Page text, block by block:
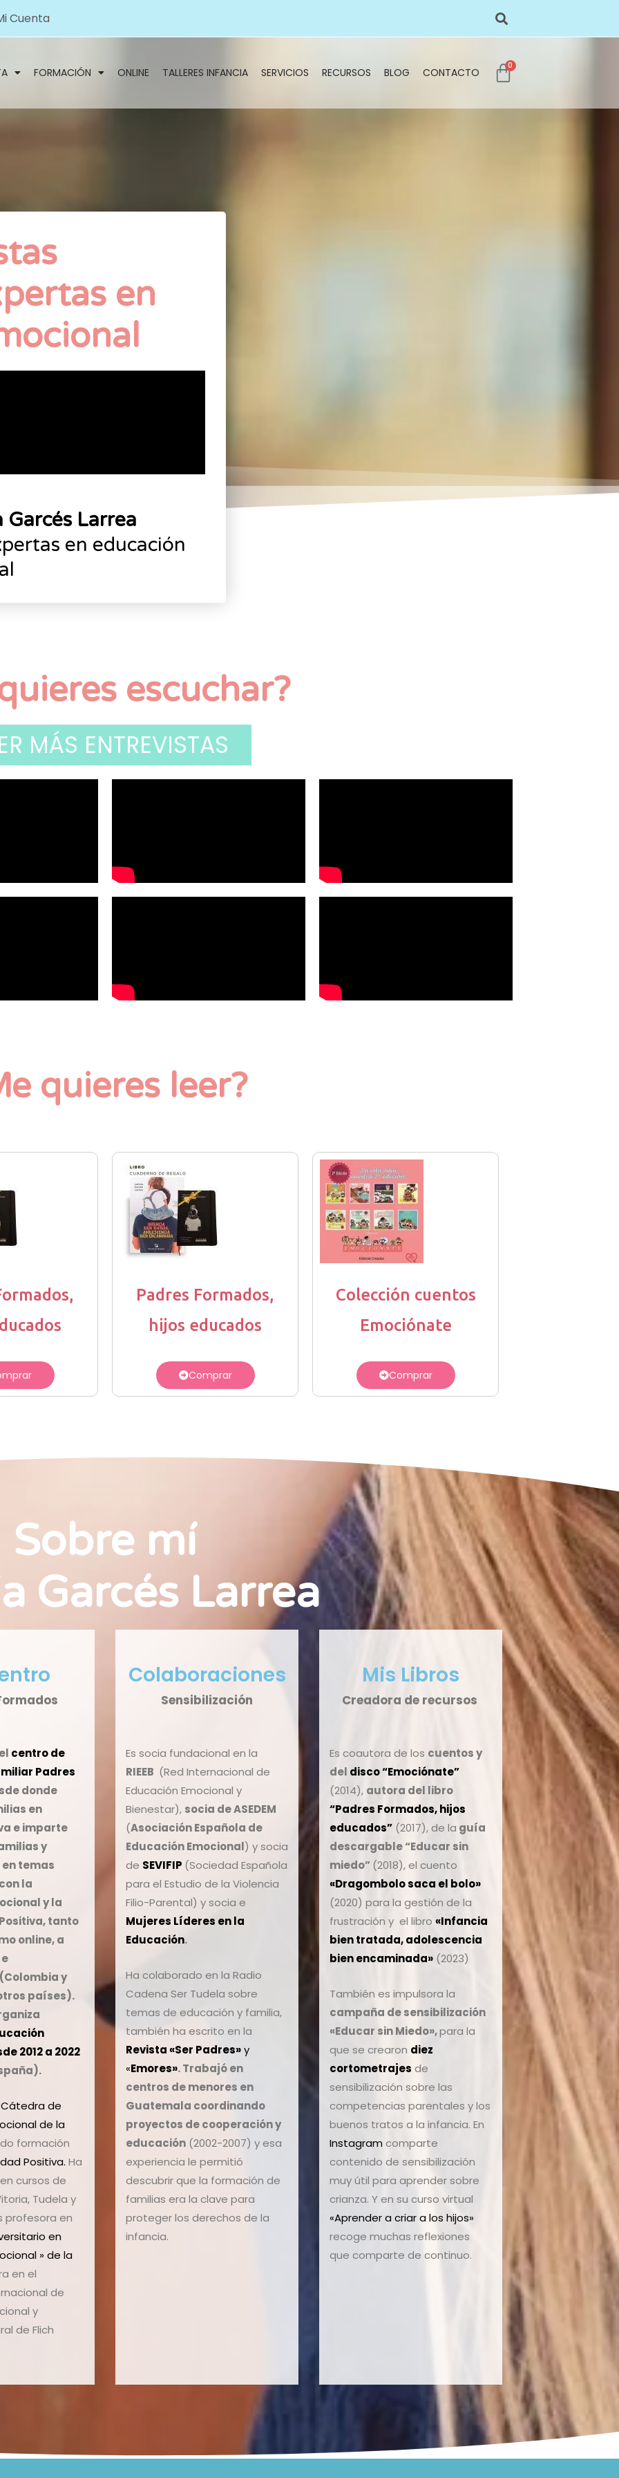
Cuenta
FORMACIÓN ONLINE TALLERES INFANCIA SERVICIOS RECURSOS BLOG CONTACTO
0
en
Larrea
en educación
escuchar?
MÁS ENTREVISTAS
quieres leer?
Padres Formados,
hijos educados
Comprar
Colección cuentos
Emociónate
Comprar
Sobre mí
Garcés Larrea
centro de
Padres
donde
en
eimparte
y
en temas
la
y la
tanto
online, a
y
países).
2012 a 2022
de
de la
formación
Positiva. Ha
cursos de
Tudela y
profesora en
en
» de la
en el
de
y
de Flich
Colaboraciones
Sensibilización
Es socia fundacional en la
RIEEB (Red Internacional de
Educación Emocional y
Bienestar), socia de ASEDEM
(Asociación Española de
Educación Emocional) y socia
de SEVIFIP (Sociedad Española
para el Estudio de la Violencia
Filio-Parental) y socia e
Mujeres Líderes en la
Educación.
Ha colaborado en la Radio
Cadena Ser Tudela sobre
temas de educación y familia,
también ha escrito en la
Revista «Ser Padres»y
«Emores».Trabajó en
centros de menores en
Guatemala coordinando
proyectos de cooperacióny
educación (2002-2007) y esa
experiencia le permitió
descubrir que la formación de
familias era la clave para
proteger los derechos de la
infancia.
Mis Libros
Creadora de recursos
Es coautora de los cuentos y
del disco“Emociónate”
(2014), autora del libro
“Padres Formados, hijos
educados” (2017), de la guía
descargable “Educar sin
miedo”(2018), el cuento
«Dragombolo saca el bolo»
(2020) para la gestión de la
frustración y el libro «Infancia
bien tratada, adolescencia
bien encaminada» (2023)
También es impulsora la
campaña de sensibilización
«Educar sin Miedo»,para la
que se crearon diez
cortometrajes de
sensibilización sobre las
competencias parentales y los
buenos tratos a la infancia. En
Instagram comparte
contenido de sensibilización
muy útil para aprender sobre
crianza. Y en su curso virtual
«Aprender a criar a los hijos»
recoge muchas reflexiones
que comparte de continuo.